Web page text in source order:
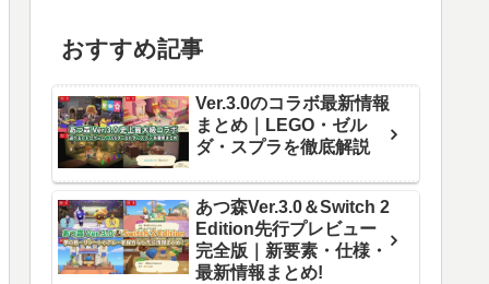
おすすめ記事
Ver.3.0のコラボ最新情報
まとめ｜LEGO・ゼル
ダ・スプラを徹底解説
あつ森Ver.3.0＆Switch 2
Edition先行プレビュー
完全版｜新要素・仕様・
最新情報まとめ!